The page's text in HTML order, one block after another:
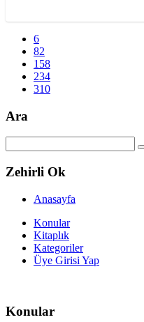
6
82
158
234
310
Ara
Zehirli Ok
Anasayfa
Konular
Kitaplık
Kategoriler
Üye Girisi Yap
Konular